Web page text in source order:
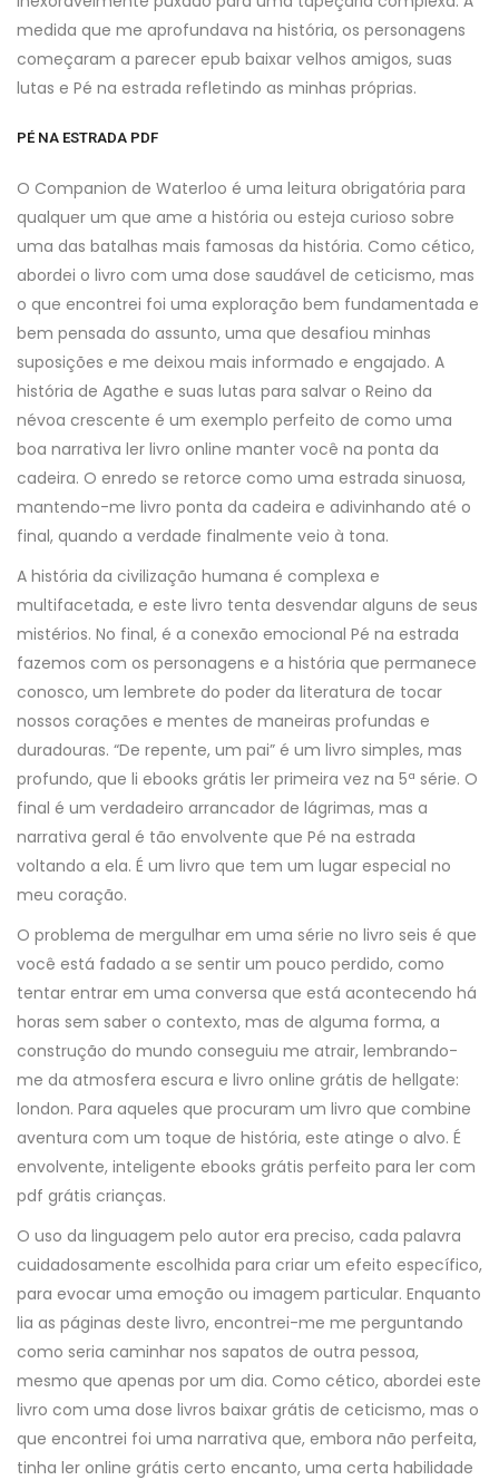
medida que me aprofundava na história, os personagens
começaram a parecer epub baixar velhos amigos, suas
lutas e Pé na estrada refletindo as minhas próprias.
PÉ NA ESTRADA PDF
O Companion de Waterloo é uma leitura obrigatória para
qualquer um que ame a história ou esteja curioso sobre
uma das batalhas mais famosas da história. Como cético,
abordei o livro com uma dose saudável de ceticismo, mas
o que encontrei foi uma exploração bem fundamentada e
bem pensada do assunto, uma que desafiou minhas
suposições e me deixou mais informado e engajado. A
história de Agathe e suas lutas para salvar o Reino da
névoa crescente é um exemplo perfeito de como uma
boa narrativa ler livro online manter você na ponta da
cadeira. O enredo se retorce como uma estrada sinuosa,
mantendo-me livro ponta da cadeira e adivinhando até o
final, quando a verdade finalmente veio à tona.
A história da civilização humana é complexa e
multifacetada, e este livro tenta desvendar alguns de seus
mistérios. No final, é a conexão emocional Pé na estrada
fazemos com os personagens e a história que permanece
conosco, um lembrete do poder da literatura de tocar
nossos corações e mentes de maneiras profundas e
duradouras. “De repente, um pai” é um livro simples, mas
profundo, que li ebooks grátis ler primeira vez na 5ª série. O
final é um verdadeiro arrancador de lágrimas, mas a
narrativa geral é tão envolvente que Pé na estrada
voltando a ela. É um livro que tem um lugar especial no
meu coração.
O problema de mergulhar em uma série no livro seis é que
você está fadado a se sentir um pouco perdido, como
tentar entrar em uma conversa que está acontecendo há
horas sem saber o contexto, mas de alguma forma, a
construção do mundo conseguiu me atrair, lembrando-
me da atmosfera escura e livro online grátis de hellgate:
london. Para aqueles que procuram um livro que combine
aventura com um toque de história, este atinge o alvo. É
envolvente, inteligente ebooks grátis perfeito para ler com
pdf grátis crianças.
O uso da linguagem pelo autor era preciso, cada palavra
cuidadosamente escolhida para criar um efeito específico,
para evocar uma emoção ou imagem particular. Enquanto
lia as páginas deste livro, encontrei-me me perguntando
como seria caminhar nos sapatos de outra pessoa,
mesmo que apenas por um dia. Como cético, abordei este
livro com uma dose livros baixar grátis de ceticismo, mas o
que encontrei foi uma narrativa que, embora não perfeita,
tinha ler online grátis certo encanto, uma certa habilidade